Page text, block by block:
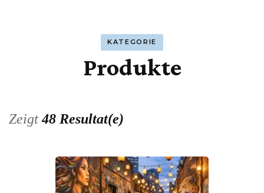
KATEGORIE
Produkte
Zeigt48 Resultat(e)